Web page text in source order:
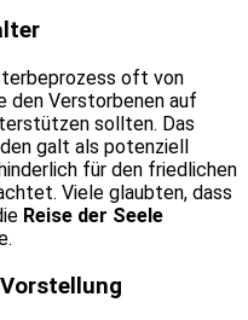
oft von
den Verstorbenen auf
sollten. Das
galt als potenziell
für den friedlichen
Viele glaubten, dass
Reise der Seele